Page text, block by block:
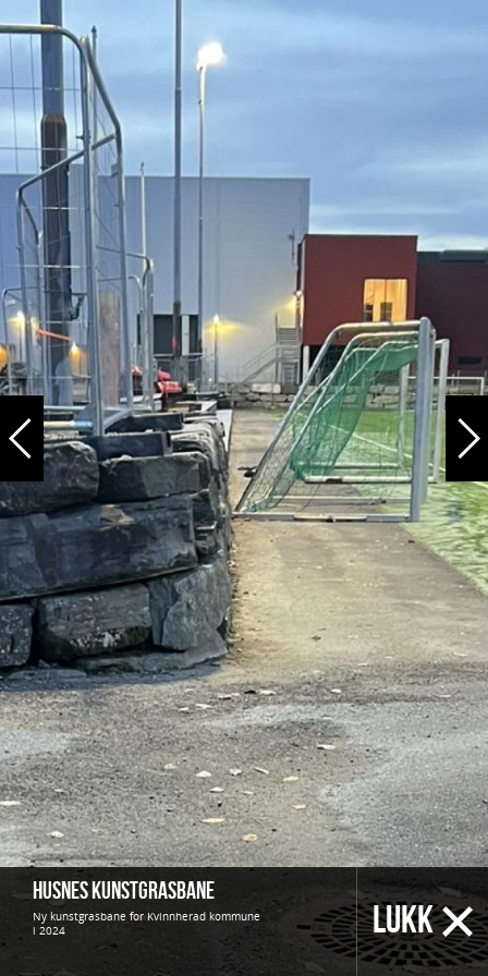
Husnes kunstgrasbane
Ny kunstgrasbane for Kvinnherad kommune
i 2024 LUKK